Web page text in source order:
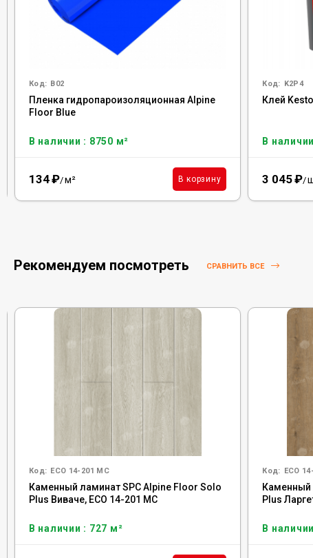
Код: B02
Пленка гидропароизоляционная Alpine
Floor Blue
В наличии : 8750 м²
134₽/м² В корзину
Код: K2P4
Клей
В
3 045₽/
Рекомендуем посмотреть СРАВНИТЬ ВСЕ
Код: ECO 14-201 MC
Каменный ламинат SPC Alpine Floor Solo
Plus Виваче, ЕСО 14-201 MC
В наличии : 727 м²
Код: ECO
Каменный
Plus
В